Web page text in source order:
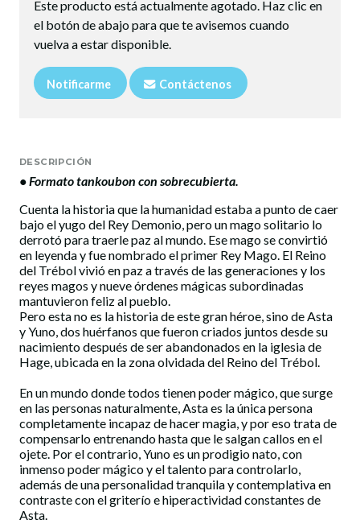
Este producto está actualmente agotado. Haz clic en
el botón de abajo para que te avisemos cuando
vuelva a estar disponible.
Notificarme Contáctenos
DESCRIPCIÓN
• Formato tankoubon con sobrecubierta.
Cuenta la historia que la humanidad estaba a punto de caer
bajo el yugo del Rey Demonio, pero un mago solitario lo
derrotó para traerle paz al mundo. Ese mago se convirtió
en leyenda y fue nombrado el primer Rey Mago. El Reino
del Trébol vivió en paz a través de las generaciones y los
reyes magos y nueve órdenes mágicas subordinadas
mantuvieron feliz al pueblo.
Pero esta no es la historia de este gran héroe, sino de Asta
y Yuno, dos huérfanos que fueron criados juntos desde su
nacimiento después de ser abandonados en la iglesia de
Hage, ubicada en la zona olvidada del Reino del Trébol.
En un mundo donde todos tienen poder mágico, que surge
en las personas naturalmente, Asta es la única persona
completamente incapaz de hacer magia, y por eso trata de
compensarlo entrenando hasta que le salgan callos en el
ojete. Por el contrario, Yuno es un prodigio nato, con
inmenso poder mágico y el talento para controlarlo,
además de una personalidad tranquila y contemplativa en
contraste con el griterío e hiperactividad constantes de
Asta.